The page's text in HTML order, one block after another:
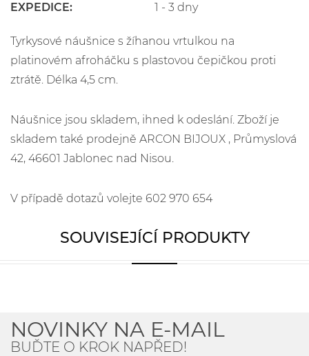
EXPEDICE: 1 - 3 dny
Tyrkysové náušnice s žíhanou vrtulkou na
platinovém afroháčku s plastovou čepičkou proti
ztrátě. Délka 4,5 cm.
Náušnice jsou skladem, ihned k odeslání. Zboží je
skladem také prodejně ARCON BIJOUX , Průmyslová
42, 46601 Jablonec nad Nisou.
V případě dotazů volejte 602 970 654
SOUVISEJÍCÍ PRODUKTY
NOVINKY NA E-MAIL
BUĎTE O KROK NAPŘED!